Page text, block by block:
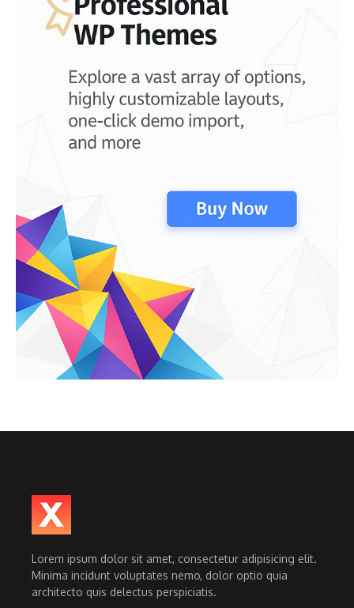
Lorem ipsum dolor sit amet, consectetur adipisicing elit.
Minima incidunt voluptates nemo, dolor optio quia
architecto quis delectus perspiciatis.